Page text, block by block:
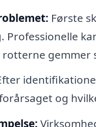
Første
Professionelle
gemmer
og